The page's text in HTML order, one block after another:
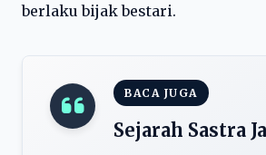
berlaku bijak bestari.
BACA JUGA
Sejarah Sastra